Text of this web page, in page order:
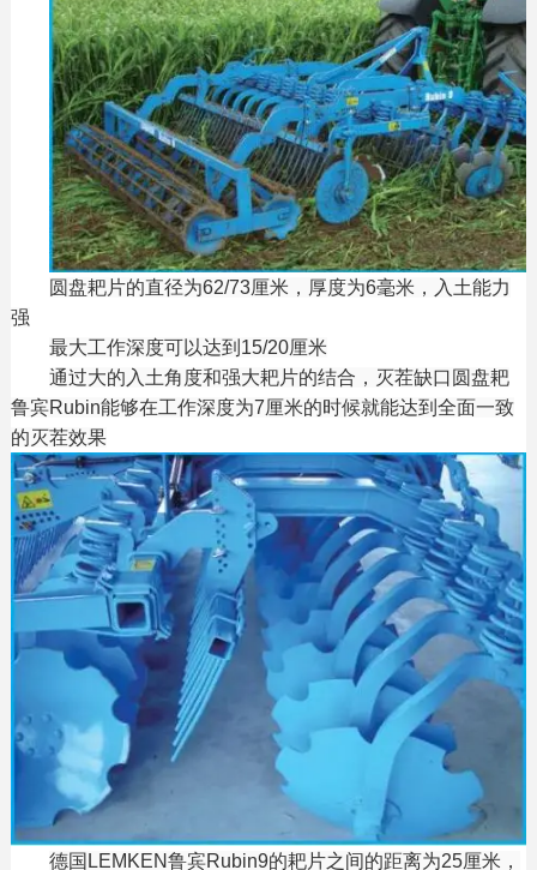
圆盘耙片的直径为62/73厘米，厚度为6毫米，入土能力
强
最大工作深度可以达到15/20厘米
通过大的入土角度和强大耙片的结合，灭茬缺口圆盘耙
鲁宾Rubin能够在工作深度为7厘米的时候就能达到全面一致
的灭茬效果
德国LEMKEN鲁宾Rubin9的耙片之间的距离为25厘米，